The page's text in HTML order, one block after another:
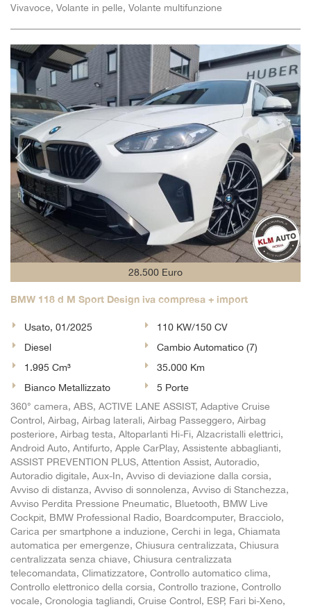
Vivavoce, Volante in pelle, Volante multifunzione
28.500 Euro
BMW 118 d M Sport Design iva compresa + import
Usato, 01/2025
110 KW/150 CV
Diesel
Cambio Automatico (7)
1.995 Cm³
35.000 Km
Bianco Metallizzato
5 Porte
360° camera, ABS, ACTIVE LANE ASSIST, Adaptive Cruise
Control, Airbag, Airbag laterali, Airbag Passeggero, Airbag
posteriore, Airbag testa, Altoparlanti Hi-Fi, Alzacristalli elettrici,
Android Auto, Antifurto, Apple CarPlay, Assistente abbaglianti,
ASSIST PREVENTION PLUS, Attention Assist, Autoradio,
Autoradio digitale, Aux-In, Avviso di deviazione dalla corsia,
Avviso di distanza, Avviso di sonnolenza, Avviso di Stanchezza,
Avviso Perdita Pressione Pneumatic, Bluetooth, BMW Live
Cockpit, BMW Professional Radio, Boardcomputer, Bracciolo,
Carica per smartphone a induzione, Cerchi in lega, Chiamata
automatica per emergenze, Chiusura centralizzata, Chiusura
centralizzata senza chiave, Chiusura centralizzata
telecomandata, Climatizzatore, Controllo automatico clima,
Controllo elettronico della corsia, Controllo trazione, Controllo
vocale, Cronologia tagliandi, Cruise Control, ESP, Fari bi-Xeno,